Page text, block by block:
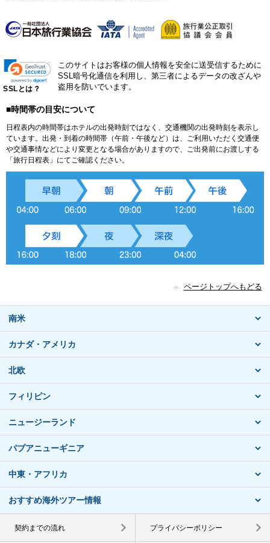
SSLとは？
このサイトはお客様の個人情報を安全に送受信するために
SSL暗号化通信を利用し、第三者によるデータの改ざんや
盗用を防いでいます。
■時間帯の目安について
日程表内の時間帯はホテルの出発時刻ではなく、交通機関の出発時刻を表示し
ています。出発・到着の時間帯（午前・午後など）は、ご利用いただく交通便
や交通事情などにより変更となる場合がありますので、ご出発前にお渡しする
「旅行日程表」にてご確認ください。
ページトップへもどる
南米
カナダ・アメリカ
北欧
フィリピン
ニュージーランド
パプアニューギニア
中東・アフリカ
おすすめ海外ツアー情報
契約までの流れ プライバシーポリシー